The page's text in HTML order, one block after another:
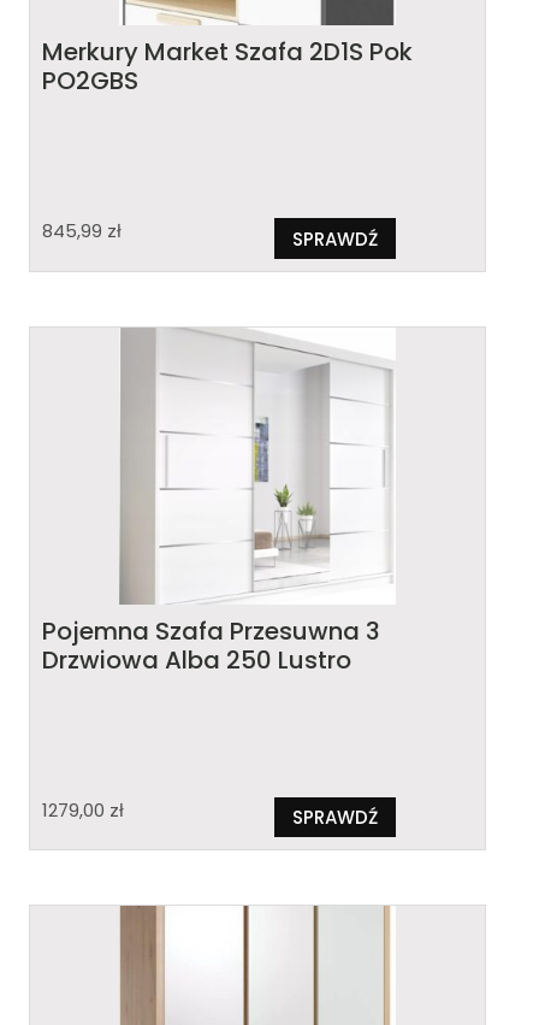
Merkury Market Szafa 2D1S Pok
PO2GBS
845,99 zł SPRAWDŹ
Pojemna Szafa Przesuwna 3
Drzwiowa Alba 250 Lustro
1279,00 zł SPRAWDŹ